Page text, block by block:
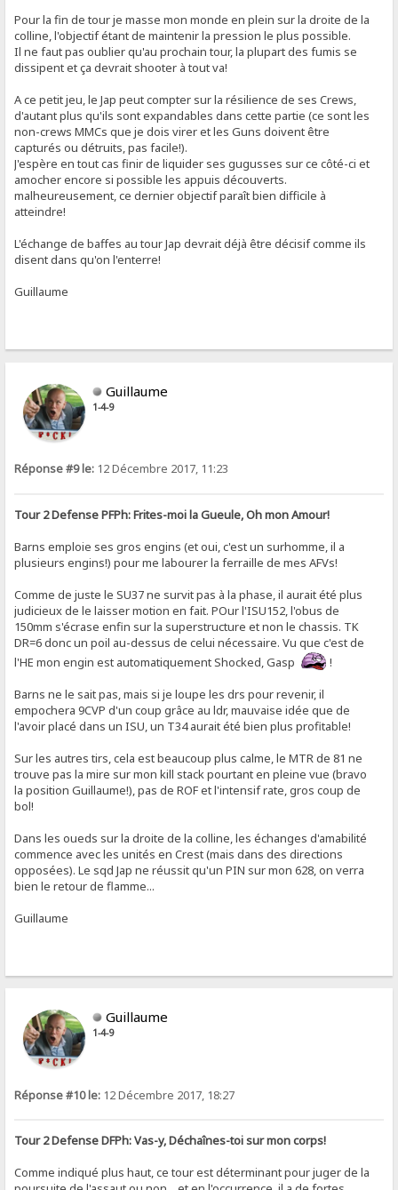
Pour la fin de tour je masse mon monde en plein sur la droite de la
colline, l'objectif étant de maintenir la pression le plus possible.
Il ne faut pas oublier qu'au prochain tour, la plupart des fumis se
dissipent et ça devrait shooter à tout va!
A ce petit jeu, le Jap peut compter sur la résilience de ses Crews,
d'autant plus qu'ils sont expandables dans cette partie (ce sont les
non-crews MMCs que je dois virer et les Guns doivent être
capturés ou détruits, pas facile!).
J'espère en tout cas finir de liquider ses gugusses sur ce côté-ci et
amocher encore si possible les appuis découverts.
malheureusement, ce dernier objectif paraît bien difficile à
atteindre!
L'échange de baffes au tour Jap devrait déjà être décisif comme ils
disent dans qu'on l'enterre!
Guillaume
Guillaume
1-4-9
Réponse #9 le: 12 Décembre 2017, 11:23
Tour 2 Defense PFPh: Frites-moi la Gueule, Oh mon Amour!
Barns emploie ses gros engins (et oui, c'est un surhomme, il a
plusieurs engins!) pour me labourer la ferraille de mes AFVs!
Comme de juste le SU37 ne survit pas à la phase, il aurait été plus
judicieux de le laisser motion en fait. POur l'ISU152, l'obus de
150mm s'écrase enfin sur la superstructure et non le chassis. TK
DR=6 donc un poil au-dessus de celui nécessaire. Vu que c'est de
l'HE mon engin est automatiquement Shocked, Gasp
!
Barns ne le sait pas, mais si je loupe les drs pour revenir, il
empochera 9CVP d'un coup grâce au ldr, mauvaise idée que de
l'avoir placé dans un ISU, un T34 aurait été bien plus profitable!
Sur les autres tirs, cela est beaucoup plus calme, le MTR de 81 ne
trouve pas la mire sur mon kill stack pourtant en pleine vue (bravo
la position Guillaume!), pas de ROF et l'intensif rate, gros coup de
bol!
Dans les oueds sur la droite de la colline, les échanges d'amabilité
commence avec les unités en Crest (mais dans des directions
opposées). Le sqd Jap ne réussit qu'un PIN sur mon 628, on verra
bien le retour de flamme...
Guillaume
Guillaume
1-4-9
Réponse #10 le: 12 Décembre 2017, 18:27
Tour 2 Defense DFPh: Vas-y, Déchaînes-toi sur mon corps!
Comme indiqué plus haut, ce tour est déterminant pour juger de la